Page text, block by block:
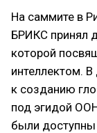
На саммите в
БРИКС принял
которой
интеллектом.
к созданию
под эгидой
были